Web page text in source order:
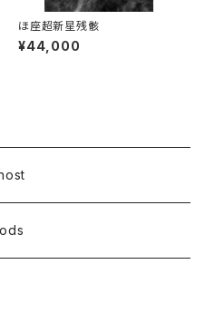
ほ座超新星残骸
¥44,000